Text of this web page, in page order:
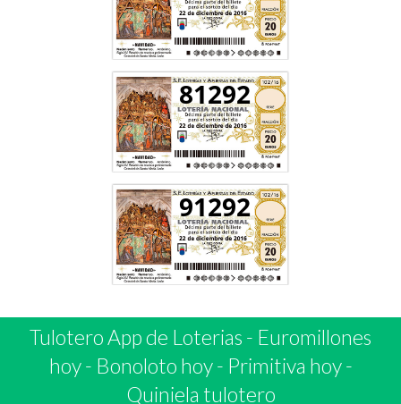
81292
91292
Tulotero App de Loterias - Euromillones
hoy- Bonoloto hoy- Primitiva hoy-
Quiniela tulotero